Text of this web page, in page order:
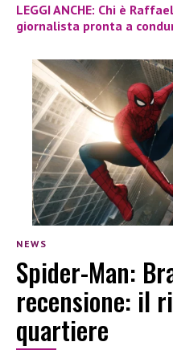
LEGGI ANCHE: Chi è
giornalista pronta a
NEWS
Spider-Man:
recensione: il
quartiere